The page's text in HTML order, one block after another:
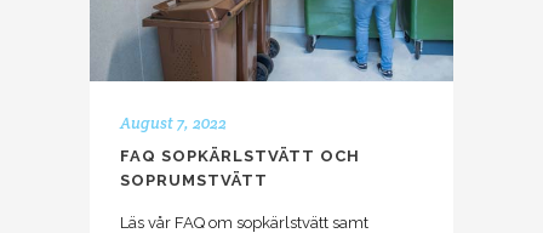
August 7, 2022
FAQ SOPKÄRLSTVÄTT OCH
SOPRUMSTVÄTT
Läs vår FAQ om sopkärlstvätt samt